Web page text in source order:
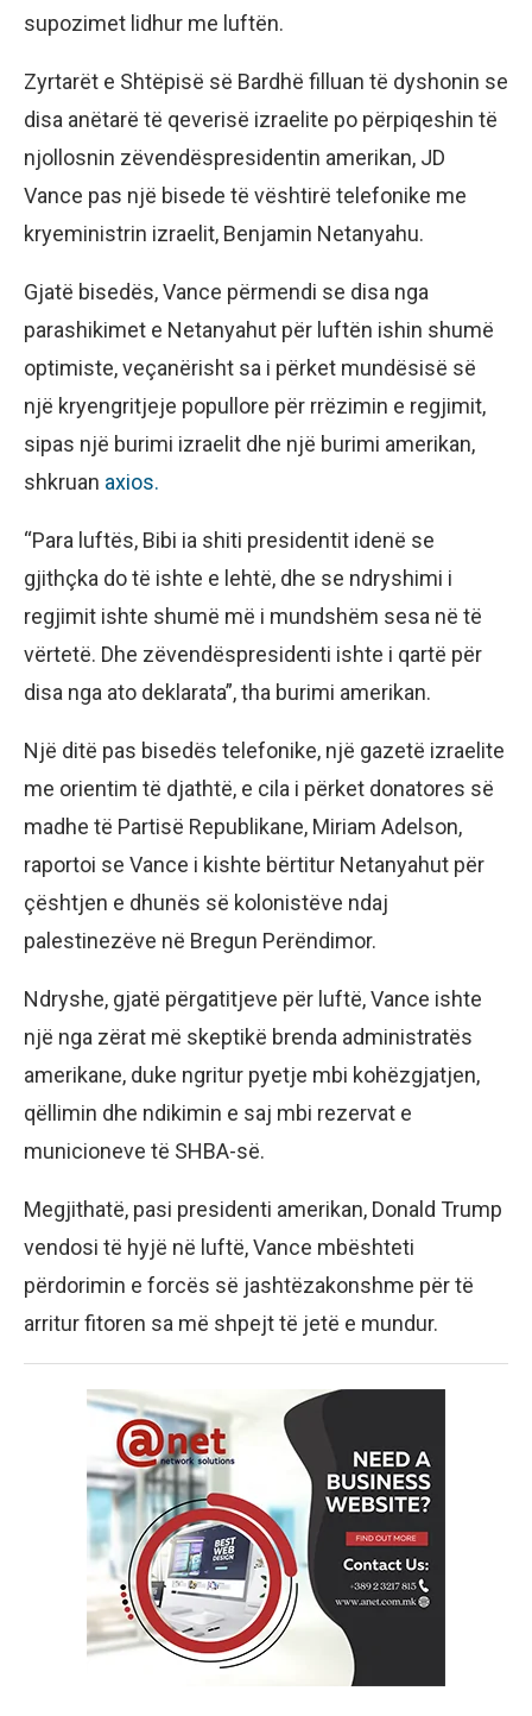
supozimet lidhur me luftën.
Zyrtarët e Shtëpisë së Bardhë filluan të dyshonin se
disa anëtarë të qeverisë izraelite po përpiqeshin të
njollosnin zëvendëspresidentin amerikan, JD
Vance pas një bisede të vështirë telefonike me
kryeministrin izraelit, Benjamin Netanyahu.
Gjatë bisedës, Vance përmendi se disa nga
parashikimet e Netanyahut për luftën ishin shumë
optimiste, veçanërisht sa i përket mundësisë së
një kryengritjeje popullore për rrëzimin e regjimit,
sipas një burimi izraelit dhe një burimi amerikan,
shkruan axios.
“Para luftës, Bibi ia shiti presidentit idenë se
gjithçka do të ishte e lehtë, dhe se ndryshimi i
regjimit ishte shumë më i mundshëm sesa në të
vërtetë. Dhe zëvendëspresidenti ishte i qartë për
disa nga ato deklarata”, tha burimi amerikan.
Një ditë pas bisedës telefonike, një gazetë izraelite
me orientim të djathtë, e cila i përket donatores së
madhe të Partisë Republikane, Miriam Adelson,
raportoi se Vance i kishte bërtitur Netanyahut për
çështjen e dhunës së kolonistëve ndaj
palestinezëve në Bregun Perëndimor.
Ndryshe, gjatë përgatitjeve për luftë, Vance ishte
një nga zërat më skeptikë brenda administratës
amerikane, duke ngritur pyetje mbi kohëzgjatjen,
qëllimin dhe ndikimin e saj mbi rezervat e
municioneve të SHBA-së.
Megjithatë, pasi presidenti amerikan, Donald Trump
vendosi të hyjë në luftë, Vance mbështeti
përdorimin e forcës së jashtëzakonshme për të
arritur fitoren sa më shpejt të jetë e mundur.